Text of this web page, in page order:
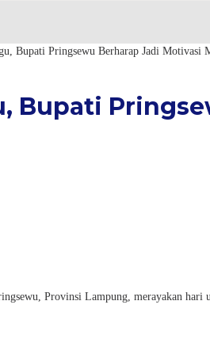
Bupati Pringsewu Berharap Jadi Motivasi
Bupati
Provinsi Lampung, merayakan hari